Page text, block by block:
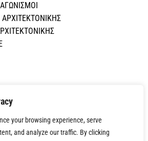
your browsing experience, serve
and analyze our traffic. By clicking
NETinfo Plc